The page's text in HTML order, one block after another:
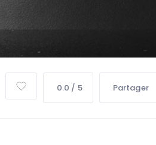
0.0 / 5 Partager